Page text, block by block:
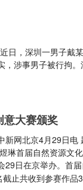
日，深圳一男子戴
，涉事男子被行拘
意大赛颁奖
新网北京4月29日电
琳首届自然资源文
29日在京举办。首
止共收到参赛作品